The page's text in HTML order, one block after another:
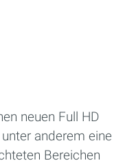
neuen Full HD
anderem eine
Bereichen